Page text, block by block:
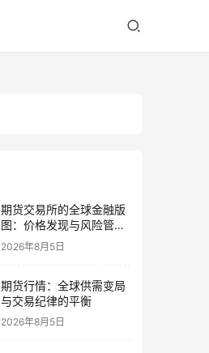
期货交易所的全球金融版
图：价格发现与风险管理
的核心
2026年8月5日
期货行情：全球供需变局
与交易纪律的平衡
2026年8月5日